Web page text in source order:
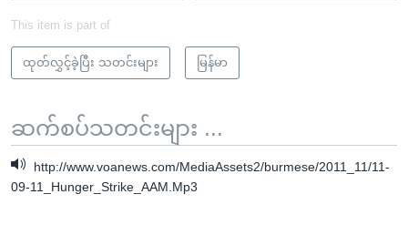
This item is part of
ထုတ်လွှင့်ခဲ့ပြီး သတင်းများ မြန်မာ
ဆက်စပ်သတင်းများ ...
http://www.voanews.com/MediaAssets2/burmese/2011_11/11-
09-11_Hunger_Strike_AAM.Mp3